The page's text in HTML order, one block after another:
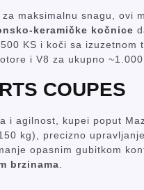
maksimalnu snagu, ovi
keramičke kočnice
KS i koči sa izuzetnom
i V8 za ukupno ~1.000
COUPES
i agilnost, kupei poput
kg), precizno
opasnim gubitkom
brzinama